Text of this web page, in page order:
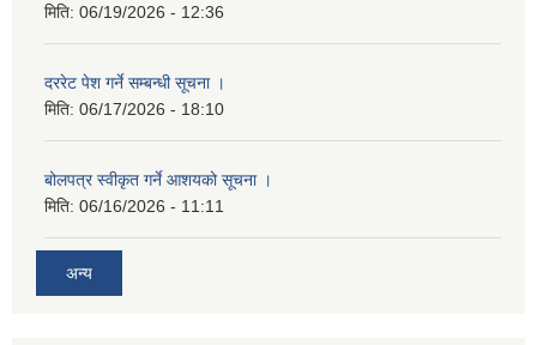
मिति: 06/19/2026 - 12:36
दररेट पेश गर्ने सम्बन्धी सूचना ।
मिति: 06/17/2026 - 18:10
बोलपत्र स्वीकृत गर्ने आशयको सूचना ।
मिति: 06/16/2026 - 11:11
अन्य